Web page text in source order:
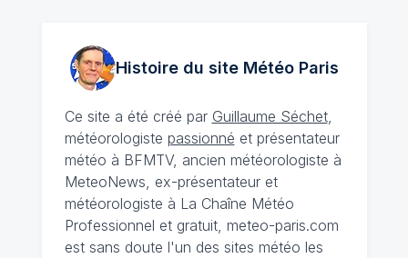
Histoire du site MétéoParis
Ce site a été créé par Guillaume Séchet,
météorologiste passionné et présentateur
météo à BFMTV, ancien météorologiste à
MeteoNews, ex-présentateur et
météorologiste à La Chaîne Météo
Professionnel et gratuit, meteo-paris.com
est sans doute l'un des sites météo les